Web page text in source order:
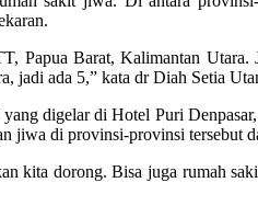
Papua Barat, Kalimantan
jadi ada 5,” kata dr Diah Setia
digelar di Hotel Puri
jiwa di provinsi-provinsi tersebut
kita dorong. Bisa juga rumah